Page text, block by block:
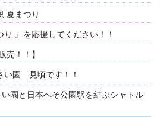
夏まつり
り 』を応援してください！！
売！！】
い園 見頃です！！
い園と日本へそ公園駅を結ぶシャトル